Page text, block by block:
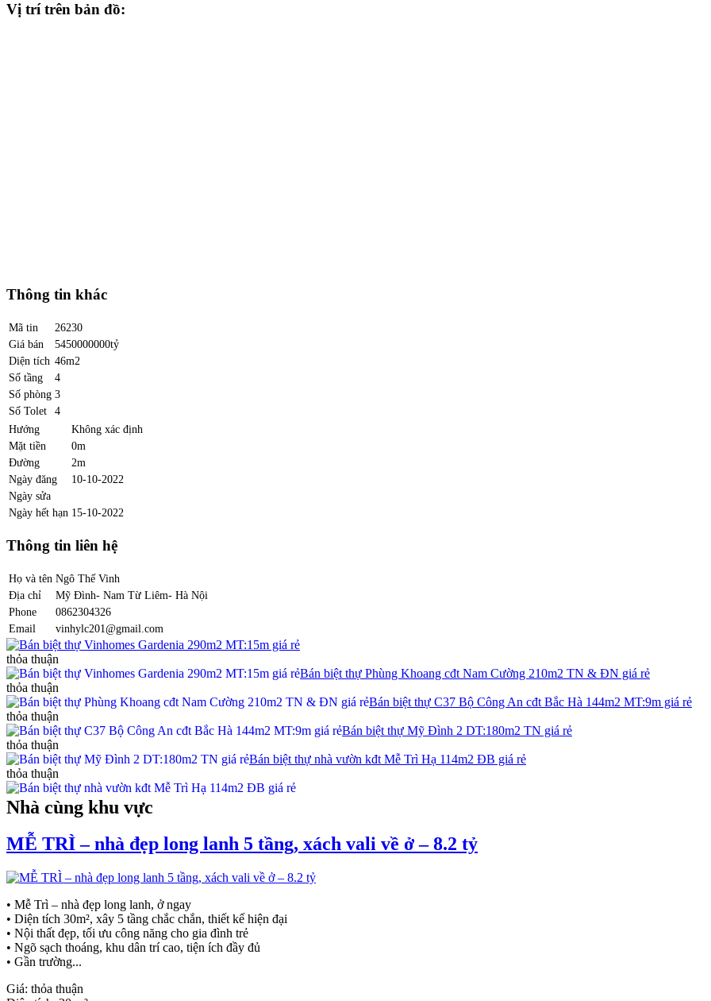
Vị trí trên bản đồ:
Thông tin khác
Mã tin
26230
Giá bán
5450000000tỷ
Diện tích 46m2
Số tầng
4
Số phòng 3
Số Tolet
4
Hướng
Không xác định
Mặt tiền
0m
Đường
2m
Ngày đăng
10-10-2022
Ngày sửa
Ngày hết hạn 15-10-2022
Thông tin liên hệ
Họ và tên Ngô Thế Vinh
Địa chỉ
Mỹ Đình- Nam Từ Liêm- Hà Nội
Phone
0862304326
Email
vinhylc201@gmail.com
Bán biệt thự Vinhomes Gardenia 290m2 MT:15m giá rẻ
thỏa thuận
Bán biệt thự Phùng Khoang cđt Nam Cường 210m2 TN & ĐN giá rẻ
thỏa thuận
Bán biệt thự C37 Bộ Công An cđt Bắc Hà 144m2 MT:9m giá rẻ
thỏa thuận
Bán biệt thự Mỹ Đình 2 DT:180m2 TN giá rẻ
thỏa thuận
Bán biệt thự nhà vườn kđt Mễ Trì Hạ 114m2 ĐB giá rẻ
thỏa thuận
Nhà cùng khu vực
MỄ TRÌ – nhà đẹp long lanh 5 tầng, xách vali về ở – 8.2 tỷ
• Mễ Trì – nhà đẹp long lanh, ở ngay
• Diện tích 30m², xây 5 tầng chắc chắn, thiết kế hiện đại
• Nội thất đẹp, tối ưu công năng cho gia đình trẻ
• Ngõ sạch thoáng, khu dân trí cao, tiện ích đầy đủ
• Gần trường...
Giá: thỏa thuận